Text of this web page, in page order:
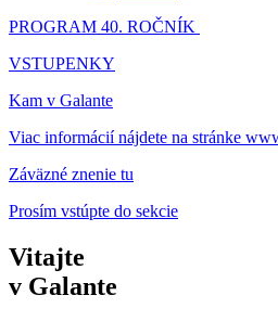
PROGRAM 40. ROČNÍK
VSTUPENKY
Kam v Galante
Viac informácií nájdete na stránke
Záväzné znenie tu
Prosím vstúpte do sekcie
Vitajte
v Galante